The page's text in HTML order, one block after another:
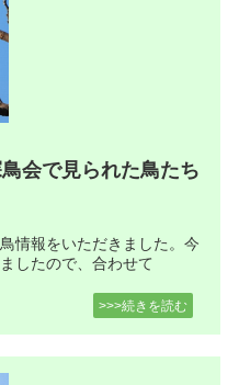
会で見られた鳥たち
情報をいただきました。今
したので、合わせて
>>>続きを読む